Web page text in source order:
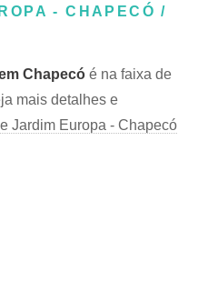
- CHAPECÓ /
Chapecó é na faixa de
mais detalhes e
Jardim Europa - Chapecó